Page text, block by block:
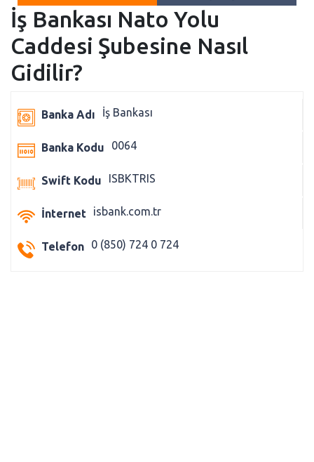
İş Bankası Nato Yolu
Caddesi Şubesine Nasıl
Gidilir?
Banka Adı İş Bankası
Banka Kodu 0064
Swift Kodu ISBKTRIS
İnternet isbank.com.tr
Telefon 0 (850) 724 0 724